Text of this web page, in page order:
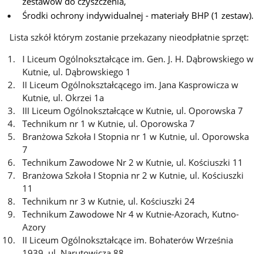
Środki ochrony indywidualnej - materiały BHP (1 zestaw).
Lista szkół którym zostanie przekazany nieodpłatnie sprzęt:
I Liceum Ogólnokształcące im. Gen. J. H. Dąbrowskiego w
Kutnie, ul. Dąbrowskiego 1
II Liceum Ogólnokształcącego im. Jana Kasprowicza w
Kutnie, ul. Okrzei 1a
III Liceum Ogólnokształcące w Kutnie, ul. Oporowska 7
Technikum nr 1 w Kutnie, ul. Oporowska 7
Branżowa Szkoła I Stopnia nr 1 w Kutnie, ul. Oporowska
7
Technikum Zawodowe Nr 2 w Kutnie, ul. Kościuszki 11
Branżowa Szkoła I Stopnia nr 2 w Kutnie, ul. Kościuszki
11
Technikum nr 3 w Kutnie, ul. Kościuszki 24
Technikum Zawodowe Nr 4 w Kutnie-Azorach, Kutno-
Azory
II Liceum Ogólnokształcące im. Bohaterów Września